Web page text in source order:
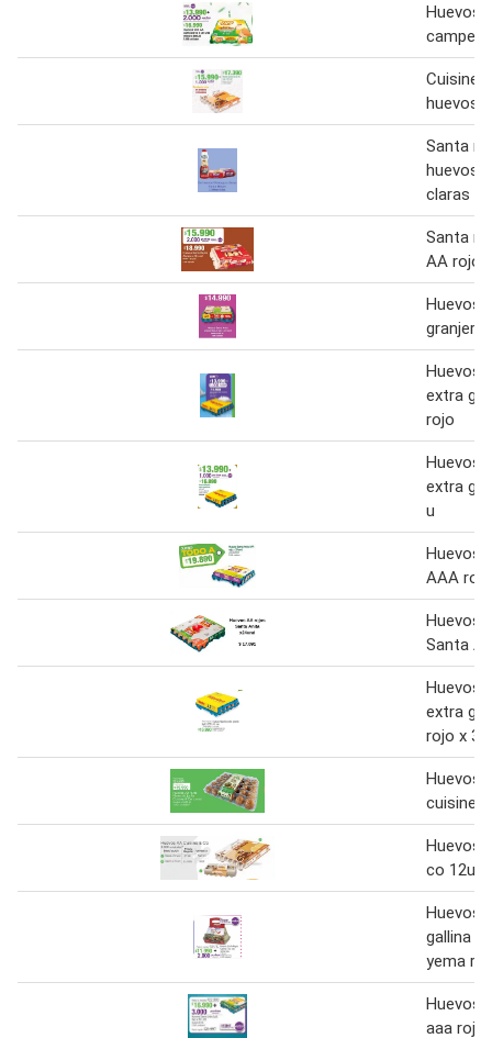
Huevos
Cuisine
huevos
Santa
huevos
claras
Santa
AA rojo
Huevos
Huevos
extra
rojo
Huevos
extra
u
Huevos
AAA
Huevos
Santa
Huevos
extra
rojo x 30
Huevos
cuisine
Huevos
co 12un
Huevos
gallina
yema
Huevos
aaa rojo